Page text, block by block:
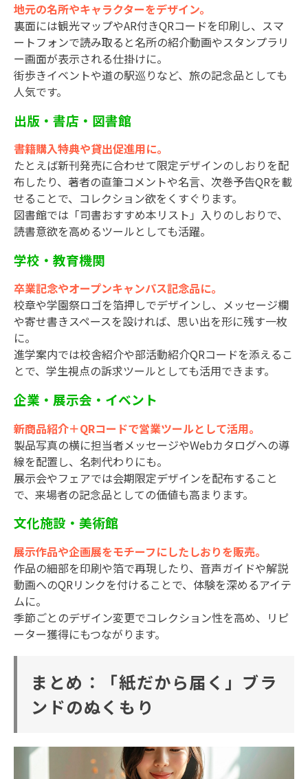
地元の名所やキャラクターをデザイン。
裏面には観光マップやAR付きQRコードを印刷し、スマ
ートフォンで読み取ると名所の紹介動画やスタンプラリ
ー画面が表示される仕掛けに。
街歩きイベントや道の駅巡りなど、旅の記念品としても
人気です。
出版・書店・図書館
書籍購入特典や貸出促進用に。
たとえば新刊発売に合わせて限定デザインのしおりを配
布したり、著者の直筆コメントや名言、次巻予告QRを載
せることで、コレクション欲をくすぐります。
図書館では「司書おすすめ本リスト」入りのしおりで、
読書意欲を高めるツールとしても活躍。
学校・教育機関
卒業記念やオープンキャンパス記念品に。
校章や学園祭ロゴを箔押しでデザインし、メッセージ欄
や寄せ書きスペースを設ければ、思い出を形に残す一枚
に。
進学案内では校舎紹介や部活動紹介QRコードを添えるこ
とで、学生視点の訴求ツールとしても活用できます。
企業・展示会・イベント
新商品紹介＋QRコードで営業ツールとして活用。
製品写真の横に担当者メッセージやWebカタログへの導
線を配置し、名刺代わりにも。
展示会やフェアでは会期限定デザインを配布すること
で、来場者の記念品としての価値も高まります。
文化施設・美術館
展示作品や企画展をモチーフにしたしおりを販売。
作品の細部を印刷や箔で再現したり、音声ガイドや解説
動画へのQRリンクを付けることで、体験を深めるアイテ
ムに。
季節ごとのデザイン変更でコレクション性を高め、リピ
ーター獲得にもつながります。
まとめ：「紙だから届く」ブラ
ンドのぬくもり